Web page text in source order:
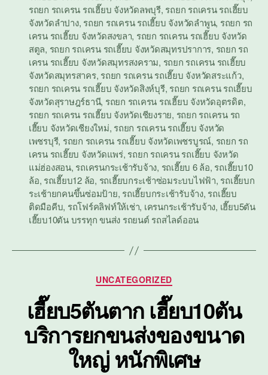
รถยก รถเครน รถเฮี๊ยบ จังหวัดลพบุรี, รถยก รถเครน รถเฮี๊ยบ
จังหวัดลำปาง, รถยก รถเครน รถเฮี๊ยบ จังหวัดลำพูน, รถยก รถ
เครน รถเฮี๊ยบ จังหวัดสงขลา, รถยก รถเครน รถเฮี๊ยบ จังหวัด
สตูล, รถยก รถเครน รถเฮี๊ยบ จังหวัดสมุทรปราการ, รถยก รถ
เครน รถเฮี๊ยบ จังหวัดสมุทรสงคราม, รถยก รถเครน รถเฮี๊ยบ
จังหวัดสมุทรสาคร, รถยก รถเครน รถเฮี๊ยบ จังหวัดสระแก้ว,
รถยก รถเครน รถเฮี๊ยบ จังหวัดสิงห์บุรี, รถยก รถเครน รถเฮี๊ยบ
จังหวัดสุราษฎร์ธานี, รถยก รถเครน รถเฮี๊ยบ จังหวัดอุตรดิต,
รถยก รถเครน รถเฮี๊ยบ จังหวัดเชียงราย, รถยก รถเครน รถ
เฮี๊ยบ จังหวัดเชียงใหม่, รถยก รถเครน รถเฮี๊ยบ จังหวัด
เพชรบุรี, รถยก รถเครน รถเฮี๊ยบ จังหวัดเพชรบูรณ์, รถยก รถ
เครน รถเฮี๊ยบ จังหวัดแพร่, รถยก รถเครน รถเฮี๊ยบ จังหวัด
แม่ฮ่องสอน, รถเครนกระเช้ารับจ้าง, รถเฮี๊ยบ 6 ล้อ, รถเฮี๊ยบ10
ล้อ, รถเฮี๊ยบ12 ล้อ, รถเฮี๊ยบกระเช้าซ่อมระบบไฟฟ้า, รถเฮี๊ยบก
ระเช้ายกคนขึ้นซ่อมป้าย, รถเฮี๊ยบกระเช้ารับจ้าง, รถเฮี๊ยบ
ติดมือคีบ, รถโฟร์คลิฟท์ให้เช่า, เครนกระเช้ารับจ้าง, เฮี๊ยบ5ตัน
เฮี๊ยบ10ตัน บรรทุก ขนส่ง รถยนต์ รถสไลด์ออน
Categories
UNCATEGORIZED
เฮี๊ยบ5ตันตาก เฮี๊ยบ10ตัน
บริการยกขนส่งของขนาด
ใหญ่ หนักพิเศษ